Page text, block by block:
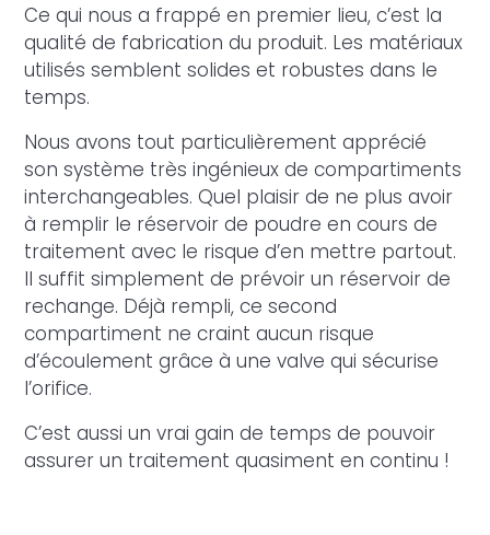
Ce qui nous a frappé en premier lieu, c’est la
qualité de fabrication du produit. Les matériaux
utilisés semblent solides et robustes dans le
temps.
Nous avons tout particulièrement apprécié
son système très ingénieux de compartiments
interchangeables. Quel plaisir de ne plus avoir
à remplir le réservoir de poudre en cours de
traitement avec le risque d’en mettre partout.
Il suffit simplement de prévoir un réservoir de
rechange. Déjà rempli, ce second
compartiment ne craint aucun risque
d’écoulement grâce à une valve qui sécurise
l’orifice.
C’est aussi un vrai gain de temps de pouvoir
assurer un traitement quasiment en continu !